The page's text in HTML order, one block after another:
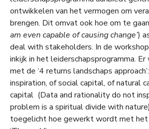
ontwikkelen van het vermogen om
brengen. Dit omvat ook hoe om te
am even capable of causing change’)
deal with stakeholders. In de
inkijk in het leiderschapsprogramma.
met de ‘4 returns landschaps
inspiration, of social capital, of natural
capital (Data and rationality do not
problem is a spiritual divide with
toegelicht hoe gewerkt wordt met het